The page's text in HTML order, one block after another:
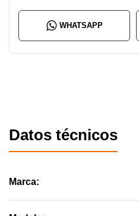
WHATSAPP
Datos técnicos
Marca: